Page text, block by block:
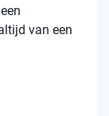
van een